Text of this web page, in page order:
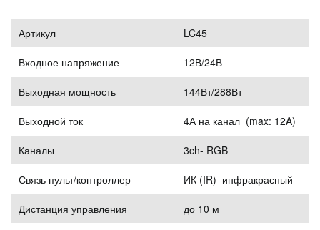
Артикул LC45
Входное напряжение 12В/24В
Выходная мощность 144Вт/288Вт
Выходной ток 4А на канал (max: 12A)
Каналы 3ch- RGB
Связь пульт/контроллер ИК (IR) инфракрасный
Дистанция управления до 10 м